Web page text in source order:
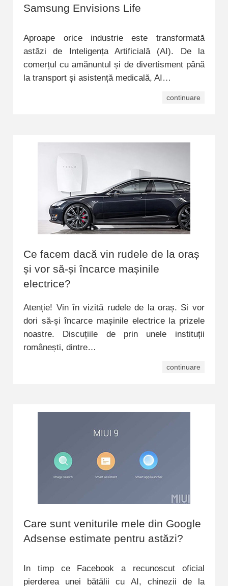
Samsung Envisions Life
Aproape orice industrie este transformată
astăzi de Inteligența Artificială (AI). De la
comerțul cu amănuntul și de divertisment până
la transport și asistență medicală, AI…
continuare
Ce facem dacă vin rudele de la oraș
și vor să-și încarce mașinile
electrice?
Atenție! Vin în vizită rudele de la oraș. Si vor
dori să-și încarce mașinile electrice la prizele
noastre. Discuțiile de prin unele instituții
românești, dintre…
continuare
Care sunt veniturile mele din Google
Adsense estimate pentru astăzi?
In timp ce Facebook a recunoscut oficial
pierderea unei bătălii cu AI, chinezii de la